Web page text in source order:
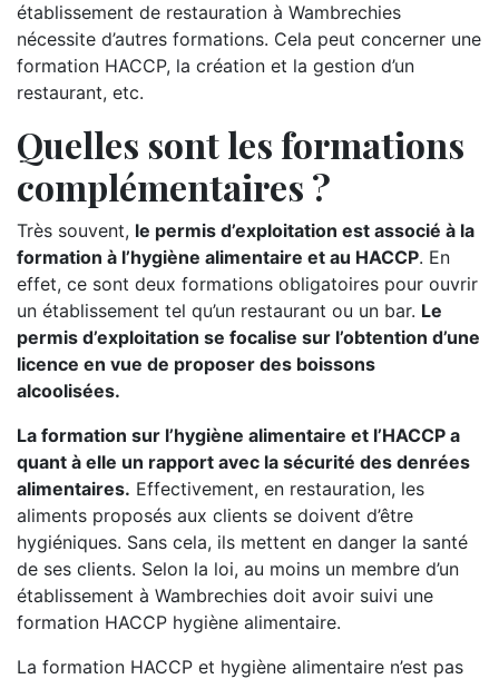
établissement de restauration à Wambrechies
nécessite d’autres formations. Cela peut concerner une
formation HACCP, la création et la gestion d’un
restaurant, etc.
Quelles sont les formations
complémentaires ?
Très souvent, le permis d’exploitation est associé à la
formation à l’hygiène alimentaire et au HACCP. En
effet, ce sont deux formations obligatoires pour ouvrir
un établissement tel qu’un restaurant ou un bar. Le
permis d’exploitation se focalise sur l’obtention d’une
licence en vue de proposer des boissons
alcoolisées.
La formation sur l’hygiène alimentaire et l’HACCP a
quant à elle un rapport avec la sécurité des denrées
alimentaires. Effectivement, en restauration, les
aliments proposés aux clients se doivent d’être
hygiéniques. Sans cela, ils mettent en danger la santé
de ses clients. Selon la loi, au moins un membre d’un
établissement à Wambrechies doit avoir suivi une
formation HACCP hygiène alimentaire.
La formation HACCP et hygiène alimentaire n’est pas